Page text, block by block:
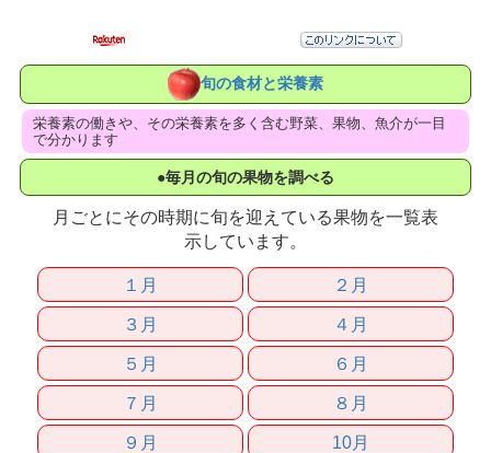
旬の食材と栄養素
栄養素の働きや、その栄養素を多く含む野菜、果物、魚介が一目
で分かります
●毎月の旬の果物を調べる
月ごとにその時期に旬を迎えている果物を一覧表
示しています。
１月
２月
３月
４月
５月
６月
７月
８月
９月
10月